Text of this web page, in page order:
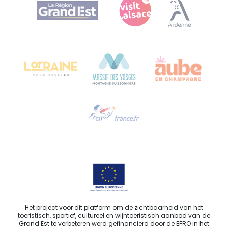
Bureau de Colmar (hoofdkantoor)
Stuur ons een e-mail
Het project voor dit platform om de zichtbaarheid van het
toeristisch, sportief, cultureel en wijntoeristisch aanbod van de
Grand Est te verbeteren werd gefinancierd door de EFRO in het